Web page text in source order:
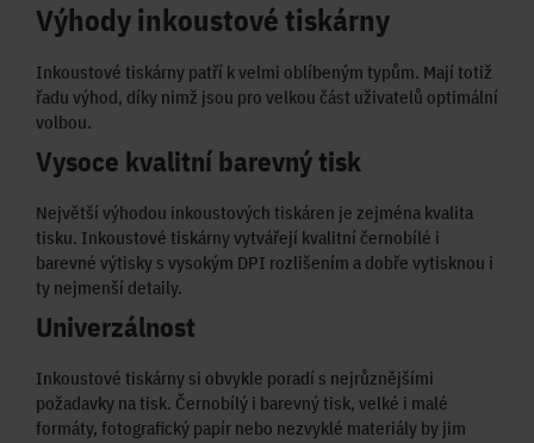
Výhody inkoustové tiskárny
Inkoustové tiskárny patří k velmi oblíbeným typům. Mají totiž
řadu výhod, díky nimž jsou pro velkou část uživatelů optimální
volbou.
Vysoce kvalitní barevný tisk
Největší výhodou inkoustových tiskáren je zejména kvalita
tisku. Inkoustové tiskárny vytvářejí kvalitní černobílé i
barevné výtisky s vysokým DPI rozlišením a dobře vytisknou i
ty nejmenší detaily.
Univerzálnost
Inkoustové tiskárny si obvykle poradí s nejrůznějšími
požadavky na tisk. Černobílý i barevný tisk, velké i malé
formáty, fotografický papír nebo nezvyklé materiály by jim